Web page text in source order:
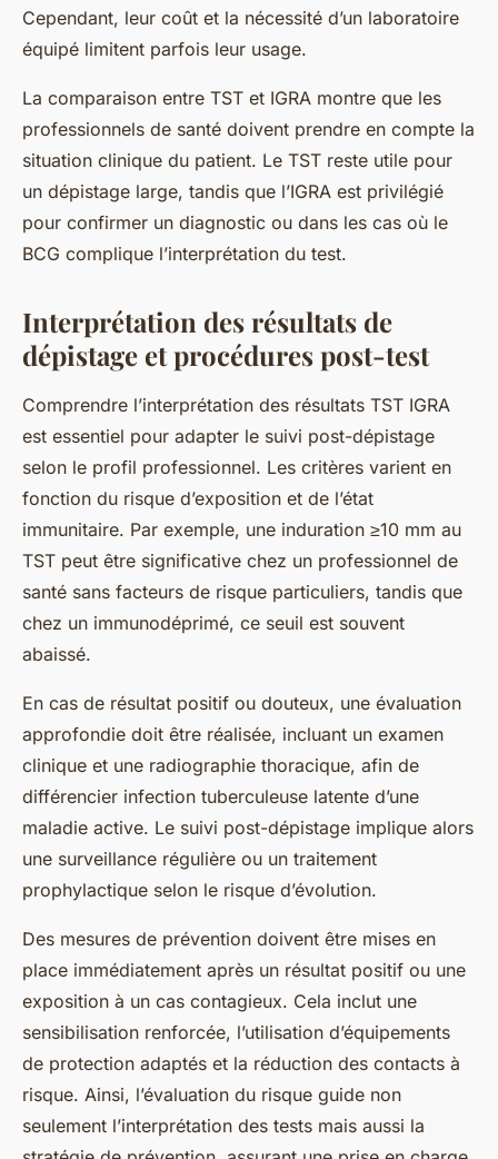
Cependant, leur coût et la nécessité d’un laboratoire
équipé limitent parfois leur usage.
La comparaison entre TST et IGRA montre que les
professionnels de santé doivent prendre en compte la
situation clinique du patient. Le TST reste utile pour
un dépistage large, tandis que l’IGRA est privilégié
pour confirmer un diagnostic ou dans les cas où le
BCG complique l’interprétation du test.
Interprétation des résultats de
dépistage et procédures post-test
Comprendre l’interprétation des résultats TST IGRA
est essentiel pour adapter le suivi post-dépistage
selon le profil professionnel. Les critères varient en
fonction du risque d’exposition et de l’état
immunitaire. Par exemple, une induration ≥10 mm au
TST peut être significative chez un professionnel de
santé sans facteurs de risque particuliers, tandis que
chez un immunodéprimé, ce seuil est souvent
abaissé.
En cas de résultat positif ou douteux, une évaluation
approfondie doit être réalisée, incluant un examen
clinique et une radiographie thoracique, afin de
différencier infection tuberculeuse latente d’une
maladie active. Le suivi post-dépistage implique alors
une surveillance régulière ou un traitement
prophylactique selon le risque d’évolution.
Des mesures de prévention doivent être mises en
place immédiatement après un résultat positif ou une
exposition à un cas contagieux. Cela inclut une
sensibilisation renforcée, l’utilisation d’équipements
de protection adaptés et la réduction des contacts à
risque. Ainsi, l’évaluation du risque guide non
seulement l’interprétation des tests mais aussi la